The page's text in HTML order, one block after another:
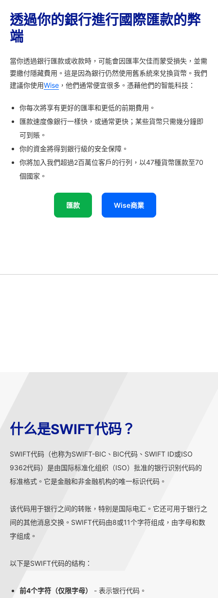
透過你的銀行進行國際匯款的弊
端
當你透過銀行匯款或收款時，可能會因匯率欠佳而蒙受損失，並需
要繳付隱藏費用。這是因為銀行仍然使用舊系統來兌換貨幣。我們
建議你使用Wise ，他們通常便宜很多。憑藉他們的智能科技：
你每次將享有更好的匯率和更低的前期費用。
匯款速度像銀行一樣快，或通常更快；某些貨幣只需幾分鐘即
可到賬。
你的資金將得到銀行級的安全保障。
你將加入我們超過2百萬位客戶的行列，以47種貨幣匯款至70
個國家。
匯款 Wise商業
什么是SWIFT代码？
SWIFT代码（也称为SWIFT-BIC、BIC代码、SWIFT ID或ISO
9362代码）是由国际标准化组织（ISO）批准的银行识别代码的
标准格式。它是金融和非金融机构的唯一标识代码。
该代码用于银行之间的转账，特别是国际电汇。它还可用于银行之
间的其他消息交换。SWIFT代码由8或11个字符组成，由字母和数
字组成。
以下是SWIFT代码的结构：
前4个字符（仅限字母） - 表示银行代码。